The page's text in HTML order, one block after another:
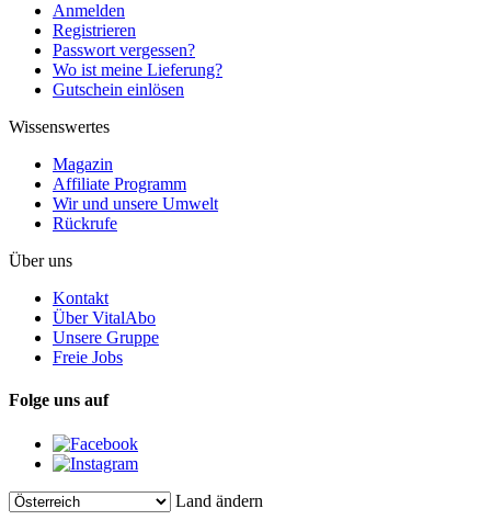
Anmelden
Registrieren
Passwort vergessen?
Wo ist meine Lieferung?
Gutschein einlösen
Wissenswertes
Magazin
Affiliate Programm
Wir und unsere Umwelt
Rückrufe
Über uns
Kontakt
Über VitalAbo
Unsere Gruppe
Freie Jobs
Folge uns auf
Land ändern